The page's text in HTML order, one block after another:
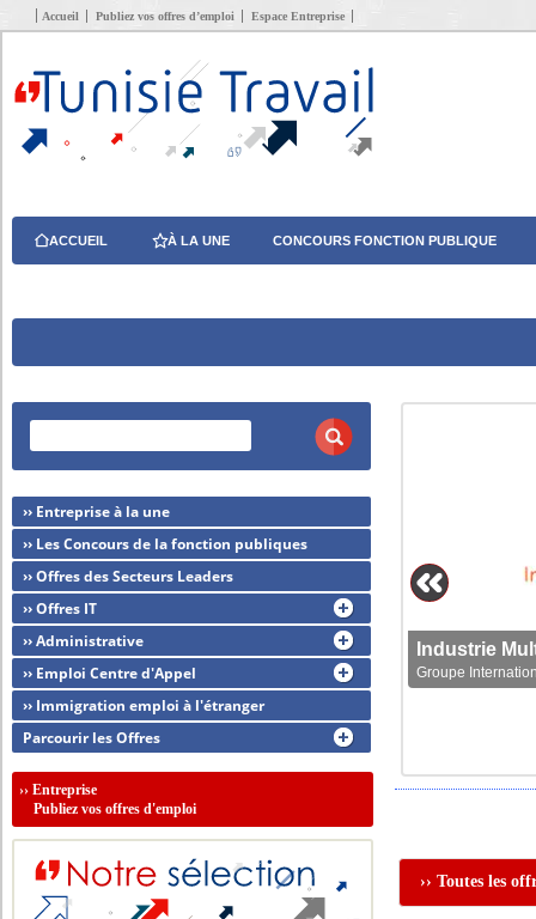
Accueil Publiez vos offres d’emploi Espace Entreprise
ACCUEIL À LA UNE CONCOURS FONCTION PUBLIQUE
Groupe
›› Toutes les
›› Entreprise à la une
›› Les Concours de la fonction publiques
›› Offres des Secteurs Leaders
›› Offres IT
›› Administrative
›› Emploi Centre d'Appel
›› Immigration emploi à l'étranger
Parcourir les Offres
››Entreprise
Publiez vos offres d'emploi